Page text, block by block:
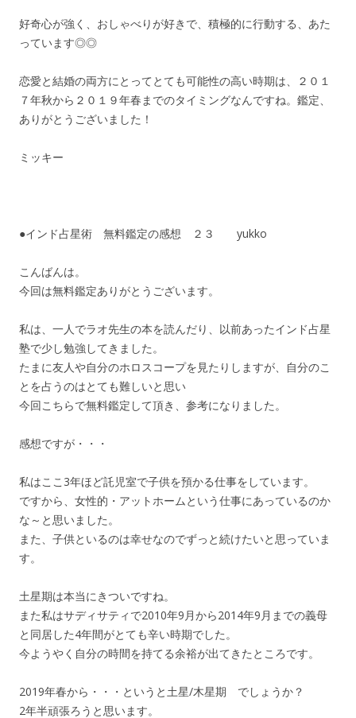
好奇心が強く、おしゃべりが好きで、積極的に行動する、あた
っています◎◎
恋愛と結婚の両方にとってとても可能性の高い時期は、２０１
７年秋から２０１９年春までのタイミングなんですね。鑑定、
ありがとうございました！
ミッキー
●インド占星術 無料鑑定の感想 ２３ yukko
こんばんは。
今回は無料鑑定ありがとうございます。
私は、一人でラオ先生の本を読んだり、以前あったインド占星
塾で少し勉強してきました。
たまに友人や自分のホロスコープを見たりしますが、自分のこ
とを占うのはとても難しいと思い
今回こちらで無料鑑定して頂き、参考になりました。
感想ですが・・・
私はここ3年ほど託児室で子供を預かる仕事をしています。
ですから、女性的・アットホームという仕事にあっているのか
な～と思いました。
また、子供といるのは幸せなのでずっと続けたいと思っていま
す。
土星期は本当にきついですね。
また私はサディサティで2010年9月から2014年9月までの義母
と同居した4年間がとても辛い時期でした。
今ようやく自分の時間を持てる余裕が出てきたところです。
2019年春から・・・というと土星/木星期 でしょうか？
2年半頑張ろうと思います。